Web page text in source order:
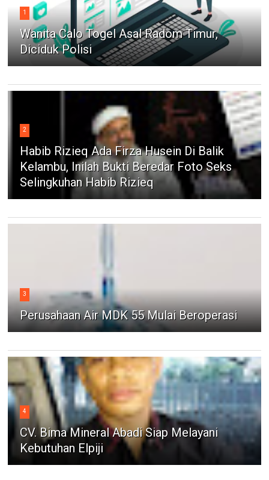
1
Wanita Calo Togel Asal Radom Timur,
Diciduk Polisi
2
Habib Rizieq Ada Firza Husein Di Balik
Kelambu, Inilah Bukti Beredar Foto Seks
Selingkuhan Habib Rizieq
3
Perusahaan Air MDK 55 Mulai Beroperasi
4
CV. Bima Mineral Abadi Siap Melayani
Kebutuhan Elpiji